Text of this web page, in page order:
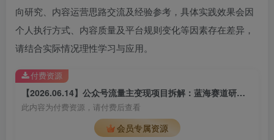
向研究、内容运营思路交流及经验参考，具体实践效果会因
个人执行方式、内容质量及平台规则变化等因素存在差异，
请结合实际情况理性学习与应用。
【2026.06.14】公众号流量主变现项目拆解：蓝海赛道研究、AI内容生成与矩阵运营思路整理
此内容为付费资源，请付费后查看
会员专属资源
付费资源